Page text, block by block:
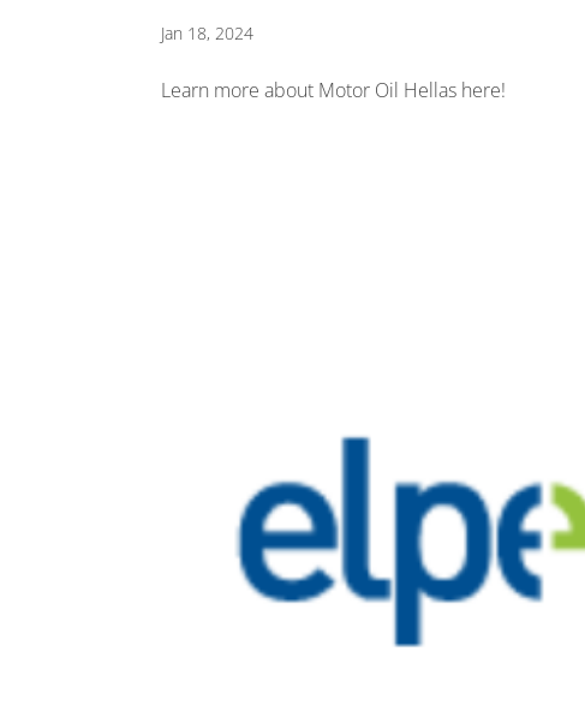
Jan 18, 2024
Learn more about Motor Oil Hellas here!